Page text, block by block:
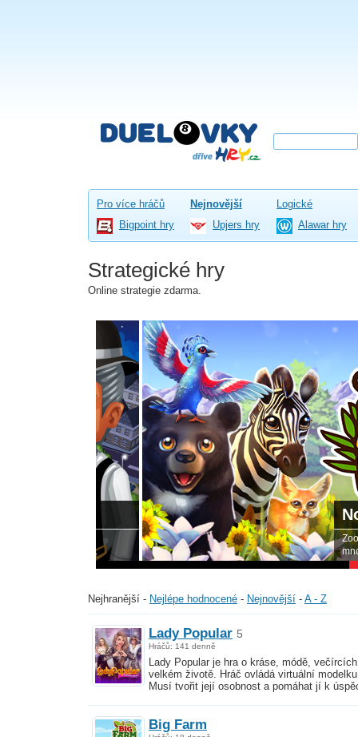
Pro více hráčů Nejnovější
Logické
Bigpoint hry
Upjers hry Alawar hry
Strategické hry
Online strategie zdarma.
Nově
Zoo 2:
mnoha
Nejhranější - Nejlépe hodnocené - Nejnovější - A - Z
Lady Popular 5
Hráčů: 141 denně
Lady Popular je hra o kráse, módě,
velkém životě. Hráč ovládá virtuální
Musí tvořit její osobnost a pomáhat jí k
Big Farm